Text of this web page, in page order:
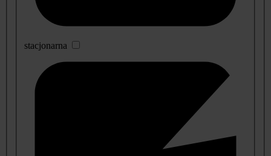
stacjonarna